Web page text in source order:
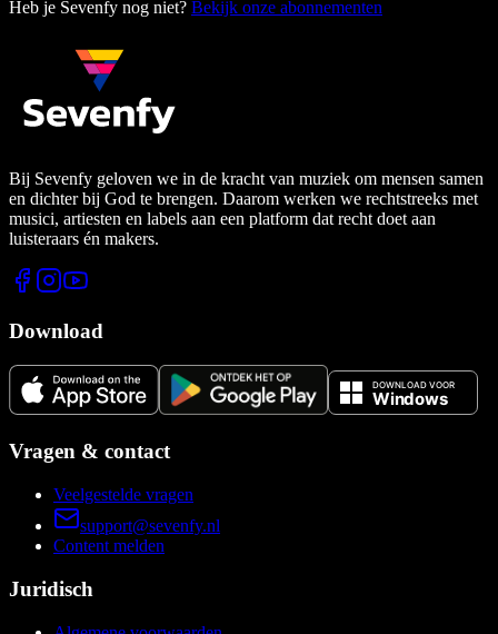
Heb je Sevenfy nog niet? Bekijk onze abonnementen
Bij Sevenfy geloven we in de kracht van muziek om mensen samen
en dichter bij God te brengen. Daarom werken we rechtstreeks met
musici, artiesten en labels aan een platform dat recht doet aan
luisteraars én makers.
Download
Vragen & contact
Veelgestelde vragen
support@sevenfy.nl
Content melden
Juridisch